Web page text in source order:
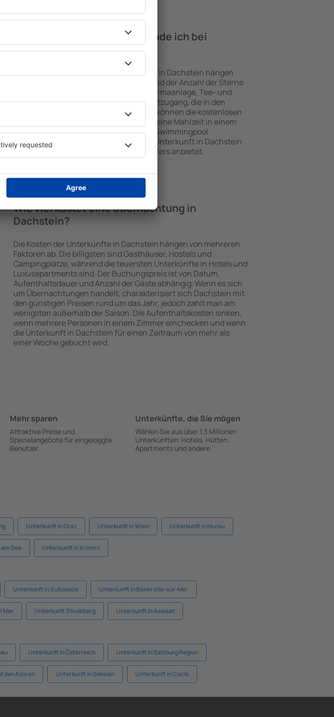
Welche Annehmlichkeiten finde ich bei
Unterkünften in Dachstein?
Die Annehmlichkeiten bei Unterkünften in Dachstein hängen
von der Art des ausgewählten Objekts und der Anzahl der Sterne
ab. Gäste nutzen Küchenzeile, Balkon, Klimaanlage, Tee- und
Kaffeezubehör, Handtücher und Internetzugang, die in den
Unterkünften verfügbar sind. Besucher können die kostenlosen
Parkplätze an der Unterkunft benutzen, eine Mahlzeit in einem
Restaurant bestellen oder ein Hotel mit Swimmingpool
auswählen. Sie können zusätzlich eine Unterkunft in Dachstein
buchen, die den Gästen Flughafentransfers anbietet.
Wie viel kostet eine Übernachtung in
Dachstein?
Die Kosten der Unterkünfte in Dachstein hängen von mehreren
Faktoren ab. Die billigsten sind Gasthäuser, Hostels und
Campingplätze, während die teuersten Unterkünfte in Hotels und
Luxusapartments sind. Der Buchungspreis ist von Datum,
Aufenthaltsdauer und Anzahl der Gäste abhängig. Wenn es sich
um Übernachtungen handelt, charakterisiert sich Dachstein mit
den günstigen Preisen rund um das Jahr, jedoch zahlt man am
wenigsten außerhalb der Saison. Die Aufenthaltskosten sinken,
wenn mehrere Personen in einem Zimmer einchecken und wenn
die Unterkunft in Dachstein für einen Zeitraum von mehr als
einer Woche gebucht wird.
Mehr sparen
Attraktive Preise und
Spezialangebote für eingeloggte
Benutzer.
Unterkünfte, die Sie mögen
Wählen Sie aus über 1,3 Millionen
Unterkünften: Hotels, Hütten,
Apartments und andere.
Unterkunft in Graz Unterkunft in Wien Unterkunft in Murau
See Unterkunft in Krimml
Unterkunft in Sulkowice Unterkunft in Bénerville-sur-Mer
Mar Unterkunft Struikberg Unterkunft in Aasiaat
Unterkunft in Österreich Unterkunft in Salzburg Region
den Azoren Unterkunft in Silesian Unterkunft in Coclé